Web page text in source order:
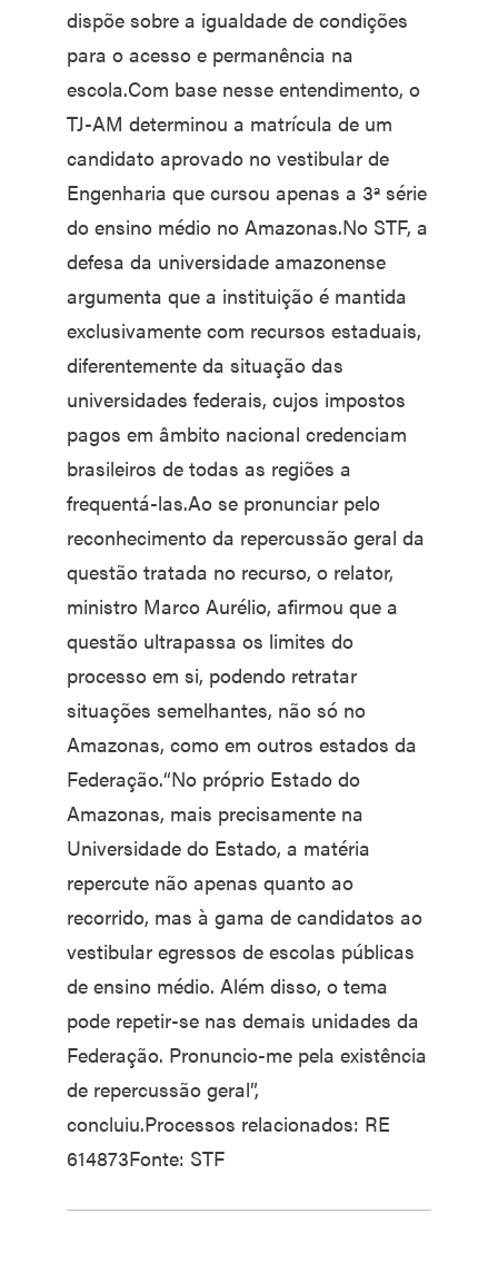
dispõe sobre a igualdade de condições
para o acesso e permanência na
escola.Com base nesse entendimento, o
TJ-AM determinou a matrícula de um
candidato aprovado no vestibular de
Engenharia que cursou apenas a 3ª série
do ensino médio no Amazonas.No STF, a
defesa da universidade amazonense
argumenta que a instituição é mantida
exclusivamente com recursos estaduais,
diferentemente da situação das
universidades federais, cujos impostos
pagos em âmbito nacional credenciam
brasileiros de todas as regiões a
frequentá-las.Ao se pronunciar pelo
reconhecimento da repercussão geral da
questão tratada no recurso, o relator,
ministro Marco Aurélio, afirmou que a
questão ultrapassa os limites do
processo em si, podendo retratar
situações semelhantes, não só no
Amazonas, como em outros estados da
Federação.“No próprio Estado do
Amazonas, mais precisamente na
Universidade do Estado, a matéria
repercute não apenas quanto ao
recorrido, mas à gama de candidatos ao
vestibular egressos de escolas públicas
de ensino médio. Além disso, o tema
pode repetir-se nas demais unidades da
Federação. Pronuncio-me pela existência
de repercussão geral”,
concluiu.Processos relacionados: RE
614873Fonte: STF